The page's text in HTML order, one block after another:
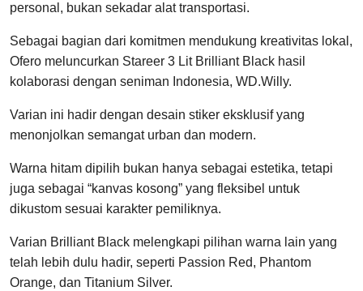
personal, bukan sekadar alat transportasi.
Sebagai bagian dari komitmen mendukung kreativitas lokal,
Ofero meluncurkan Stareer 3 Lit Brilliant Black hasil
kolaborasi dengan seniman Indonesia, WD.Willy.
Varian ini hadir dengan desain stiker eksklusif yang
menonjolkan semangat urban dan modern.
Warna hitam dipilih bukan hanya sebagai estetika, tetapi
juga sebagai “kanvas kosong” yang fleksibel untuk
dikustom sesuai karakter pemiliknya.
Varian Brilliant Black melengkapi pilihan warna lain yang
telah lebih dulu hadir, seperti Passion Red, Phantom
Orange, dan Titanium Silver.